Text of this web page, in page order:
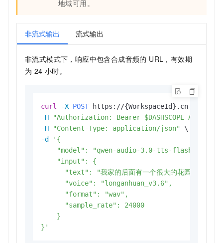
地域可用。
非流式输出 流式输出
非流式模式下，响应中包含合成音频的 URL，有效期
为 24 小时。
curl -X POST https://{WorkspaceId}.cn-
-H
"Authorization: Bearer $DASHSCOPE_API_KEY"
-H
"Content-Type: application/json"
-d
'{
    "model": "qwen-audio-3.0-tts-flash",
    "input": {
      "text": "我家的后面有一个很大的花园。",
      "voice": "longanhuan_v3.6",
      "format": "wav",
      "sample_rate": 24000
    }
}'